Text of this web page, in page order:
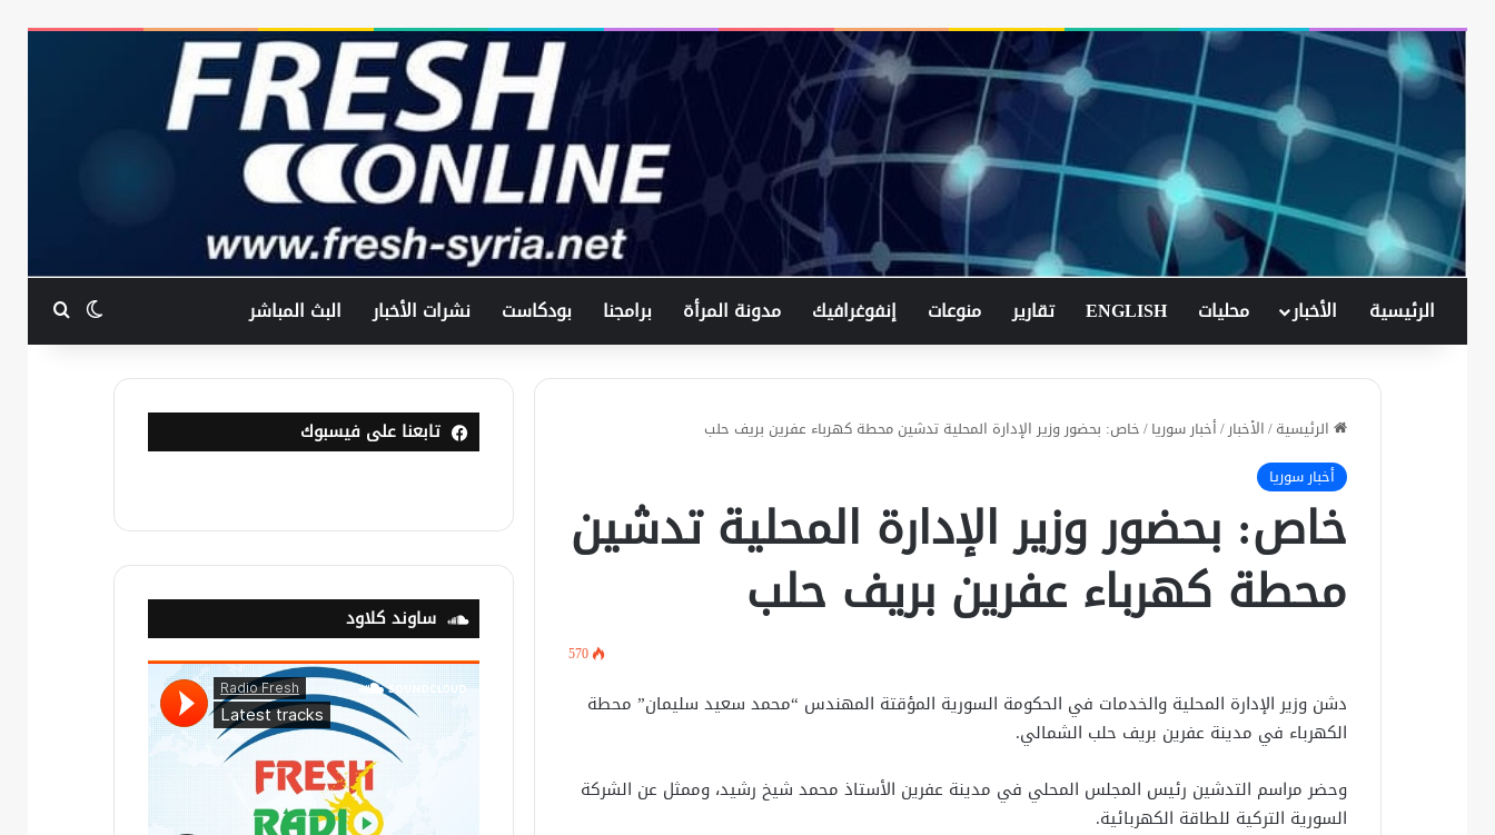
الرئيسية الأخبار محليات ENGLISH تقارير منوعات إنفوغرافيك مدونة المرأة برامجنا بودكاست نشرات الأخبار البث المباشر الوضعبحث
الرئيسية/الأخبار/أخبار سوريا/خاص: بحضور وزير الإدارة المحلية تدشين محطة كهرباء عفرين بريف حلب
أخبار سوريا
خاص: بحضور وزير الإدارة المحلية تدشين
محطة كهرباء عفرين بريف حلب
570
دشن وزير الإدارة المحلية والخدمات في الحكومة السورية المؤقتة المهندس “محمد سعيد سليمان” محطة
الكهرباء في مدينة عفرين بريف حلب الشمالي.
وحضر مراسم التدشين رئيس المجلس المحلي في مدينة عفرين الأستاذ محمد شيخ رشيد، وممثل عن الشركة
السورية التركية للطاقة الكهربائية.
في اتصال هاتفي .. وزير الخارجيّة
السوري يبحث مع نظيره الفرنسي آخر
تابعنا على فيسبوك
ساوند كلاود